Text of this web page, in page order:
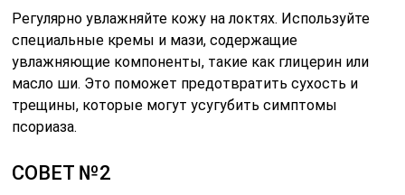
Регулярно увлажняйте кожу на локтях. Используйте
специальные кремы и мази, содержащие
увлажняющие компоненты, такие как глицерин или
масло ши. Это поможет предотвратить сухость и
трещины, которые могут усугубить симптомы
псориаза.
СОВЕТ №2